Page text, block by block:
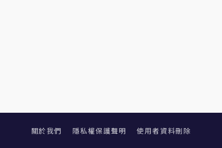
關於我們 隱私權保護聲明 使用者資料刪除